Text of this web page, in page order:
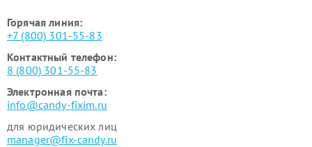
Горячая линия:
+7 (800) 301-55-83
Контактный телефон:
8 (800) 301-55-83
Электронная почта:
info@candy-fixim.ru
для юридических лиц
manager@fix-candy.ru